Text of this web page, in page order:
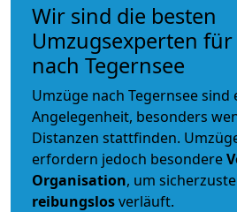
Wir sind die besten
Umzugsexperten
nach Tegernsee
Umzüge nach Tegernsee sind
Angelegenheit, besonders
Distanzen stattfinden.
erfordern jedoch besondere
Organisation, um
reibungslosverläuft.